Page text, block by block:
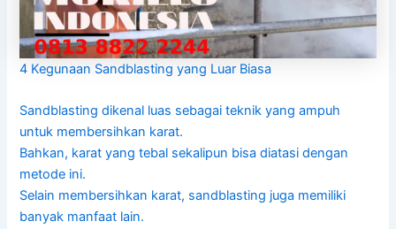
4 Kegunaan Sandblasting yang Luar Biasa
Sandblasting dikenal luas sebagai teknik yang ampuh
untuk membersihkan karat.
Bahkan, karat yang tebal sekalipun bisa diatasi dengan
metode ini.
Selain membersihkan karat, sandblasting juga memiliki
banyak manfaat lain.